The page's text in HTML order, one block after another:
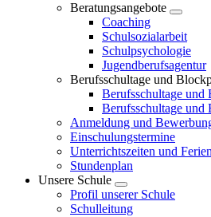
Beratungsangebote
Coaching
Schulsozialarbeit
Schulpsychologie
Jugendberufsagentur
Berufsschultage und
Berufsschultage und
Berufsschultage und
Anmeldung und
Einschulungstermine
Unterrichtszeiten und
Stundenplan
Unsere Schule
Profil unserer Schule
Schulleitung